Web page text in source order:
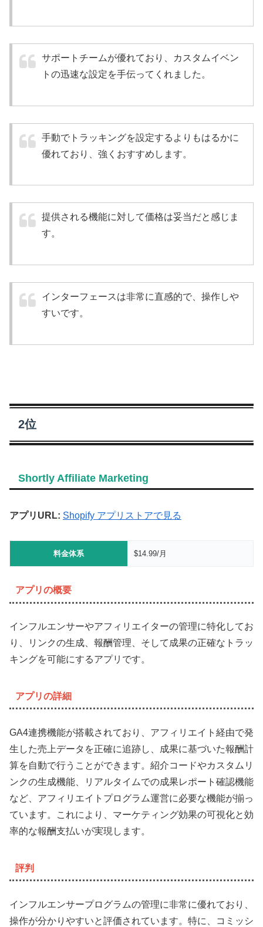
サポートチームが優れており、カスタムイベン
トの迅速な設定を手伝ってくれました。
手動でトラッキングを設定するよりもはるかに
優れており、強くおすすめします。
提供される機能に対して価格は妥当だと感じま
す。
インターフェースは非常に直感的で、操作しや
すいです。
2位
Shortly Affiliate Marketing
アプリURL: Shopify アプリストアで見る
料金体系 $14.99/月
アプリの概要
インフルエンサーやアフィリエイターの管理に特化してお
り、リンクの生成、報酬管理、そして成果の正確なトラッ
キングを可能にするアプリです。
アプリの詳細
GA4連携機能が搭載されており、アフィリエイト経由で発
生した売上データを正確に追跡し、成果に基づいた報酬計
算を自動で行うことができます。紹介コードやカスタムリ
ンクの生成機能、リアルタイムでの成果レポート確認機能
など、アフィリエイトプログラム運営に必要な機能が揃っ
ています。これにより、マーケティング効果の可視化と効
率的な報酬支払いが実現します。
評判
インフルエンサープログラムの管理に非常に優れており、
操作が分かりやすいと評価されています。特に、コミッシ